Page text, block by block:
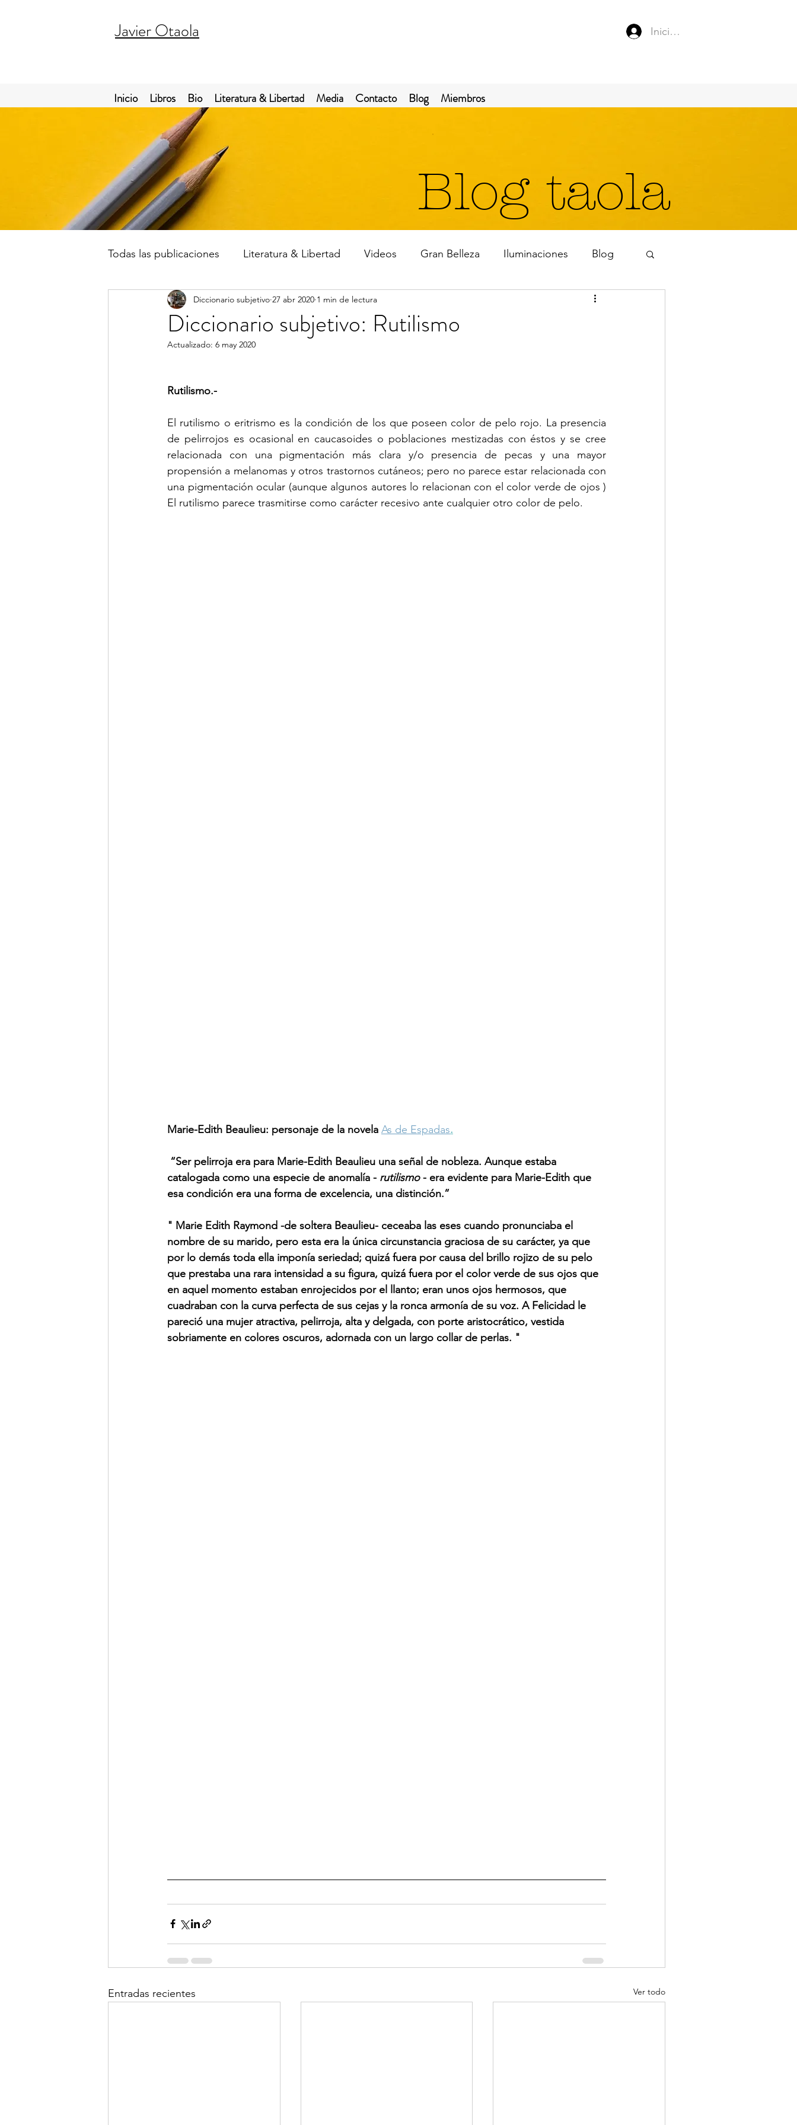
Javier Otaola Iniciar sesión
Inicio Libros Bio Literatura & Libertad Media Contacto Blog Miembros
Blog taola
Todas las publicaciones Literatura & Libertad Videos Gran Belleza Iluminaciones Blog
Diccionario subjetivo
Diccionario subjetivo: Rutilismo
Diccionario subjetivo 27 abr 2020 1 min de lectura
Actualizado: 6 may 2020
Rutilismo.-
El rutilismo o eritrismo es la condición de los que poseen color de pelo rojo. La presencia
de pelirrojos es ocasional en caucasoides o poblaciones mestizadas con éstos y se cree
relacionada con una pigmentación más clara y/o presencia de pecas y una mayor
propensión a melanomas y otros trastornos cutáneos; pero no parece estar relacionada con
una pigmentación ocular (aunque algunos autores lo relacionan con el color verde de ojos )
El rutilismo parece trasmitirse como carácter recesivo ante cualquier otro color de pelo.
Marie-Edith Beaulieu: personaje de la novela As de Espadas.
“Ser pelirroja era para Marie-Edith Beaulieu una señal de nobleza. Aunque estaba
catalogada como una especie de anomalía - rutilismo - era evidente para Marie-Edith que
esa condición era una forma de excelencia, una distinción.”
" Marie Edith Raymond -de soltera Beaulieu- ceceaba las eses cuando pronunciaba el
nombre de su marido, pero esta era la única circunstancia graciosa de su carácter, ya que
por lo demás toda ella imponía seriedad; quizá fuera por causa del brillo rojizo de su pelo
que prestaba una rara intensidad a su figura, quizá fuera por el color verde de sus ojos que
en aquel momento estaban enrojecidos por el llanto; eran unos ojos hermosos, que
cuadraban con la curva perfecta de sus cejas y la ronca armonía de su voz. A Felicidad le
pareció una mujer atractiva, pelirroja, alta y delgada, con porte aristocrático, vestida
sobriamente en colores oscuros, adornada con un largo collar de perlas. "
Entradas recientes Ver todo